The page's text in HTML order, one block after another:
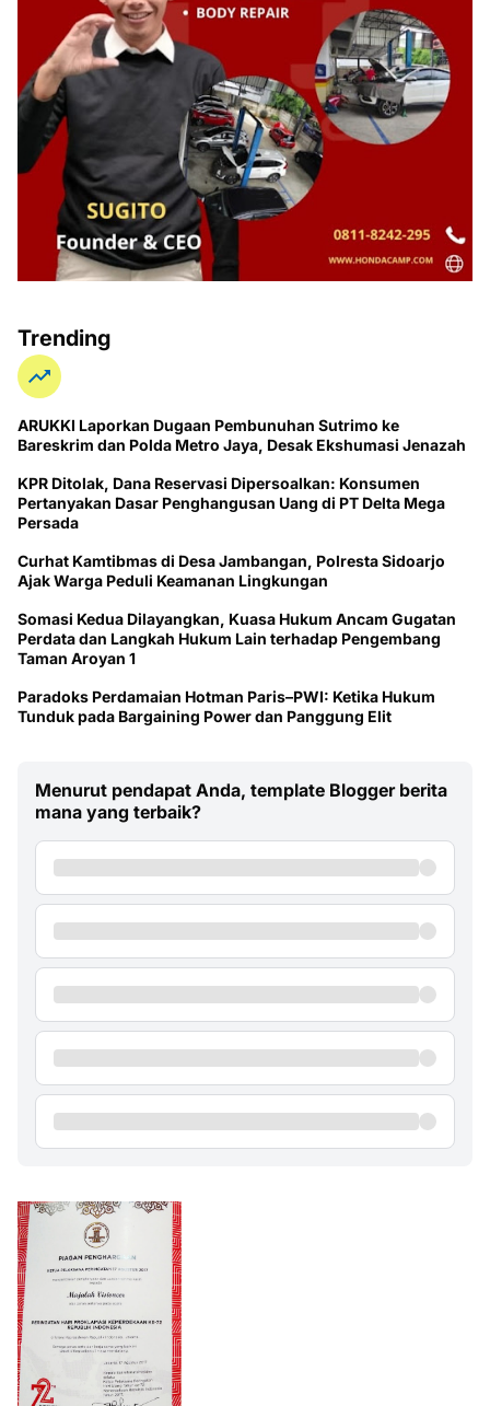
Trending
ARUKKI Laporkan Dugaan Pembunuhan Sutrimo ke
Bareskrim dan Polda Metro Jaya, Desak Ekshumasi Jenazah
KPR Ditolak, Dana Reservasi Dipersoalkan: Konsumen
Pertanyakan Dasar Penghangusan Uang di PT Delta Mega
Persada
Curhat Kamtibmas di Desa Jambangan, Polresta Sidoarjo
Ajak Warga Peduli Keamanan Lingkungan
Somasi Kedua Dilayangkan, Kuasa Hukum Ancam Gugatan
Perdata dan Langkah Hukum Lain terhadap Pengembang
Taman Aroyan 1
Paradoks Perdamaian Hotman Paris–PWI: Ketika Hukum
Tunduk pada Bargaining Power dan Panggung Elit
Menurut pendapat Anda, template Blogger berita
mana yang terbaik?